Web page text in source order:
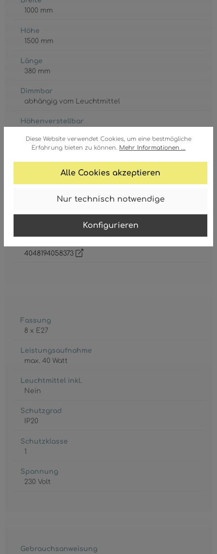
Diese Website verwendet Cookies, um eine bestmögliche
Erfahrung bieten zu können. Mehr Informationen ...
Alle Cookies akzeptieren
Nur technisch notwendige
Konfigurieren
1000 mm
Höhe
1500 mm
Länge
380 mm
Dimmbar
abhängig vom Leuchtmittel
Höhenverstellbar
Korpus
Metall, Nickel
4048194058373
Fassung
8 x E27
Leistungsaufnahme
max. 40 Watt
Leuchtmittel inkl.
Nein
Schutzgrad
IP20
Schutzklasse
1
Spannung
230 Volt
Gebrauchsanweisung